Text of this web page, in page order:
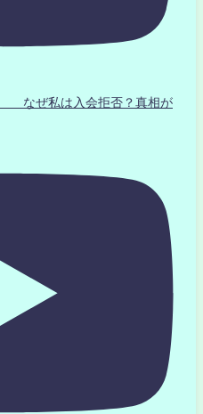
なぜ私は入会拒否？真相が